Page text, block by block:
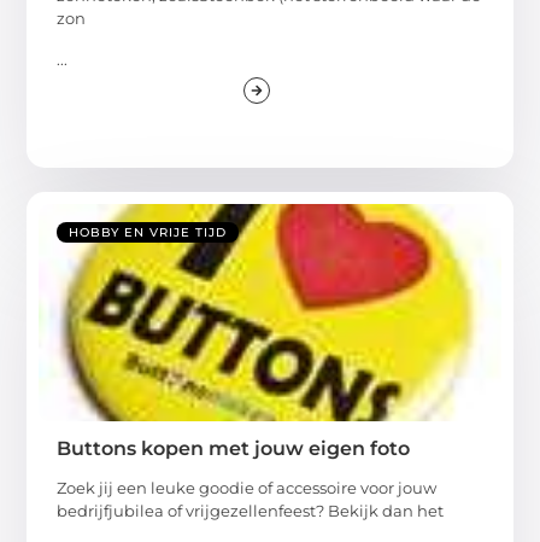
zon
...
HOBBY EN VRIJE TIJD
Buttons kopen met jouw eigen foto
Zoek jij een leuke goodie of accessoire voor jouw
bedrijfjubilea of vrijgezellenfeest? Bekijk dan het